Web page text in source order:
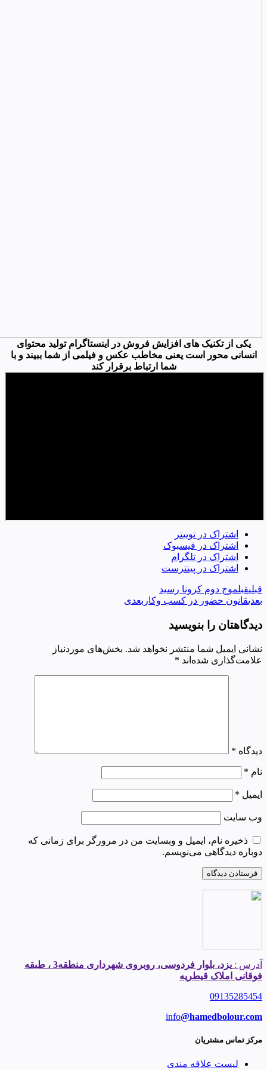
یکی از تکنیک های افزایش فروش در اینستاگرام تولید محتوای
انسانی محور است یعنی مخاطب عکس و فیلمی از شما ببیند و با
شما ارتباط برقرار کند
اشتراک در توییتر
اشتراک در فیسبوک
اشتراک در تلگرام
اشتراک در پینترست
قبلیقبلموج دوم کرونا رسید
بعدیقانون حضور در کسب وکار بعدی
دیدگاهتان را بنویسید
نشانی ایمیل شما منتشر نخواهد شد. بخش‌های موردنیاز
علامت‌گذاری شده‌اند *
دیدگاه *
نام *
ایمیل *
وب‌ سایت
ذخیره نام، ایمیل و وبسایت من در مرورگر برای زمانی که
دوباره دیدگاهی می‌نویسم.
آدرس :
یزد، بلوار فردوسی، روبروی شهرداری منطقه3 ، طبقه
فوقانی املاک قیطریه
09135285454
info@hamedbolour.com
مرکز تماس مشتریان
لیست علاقه مندی